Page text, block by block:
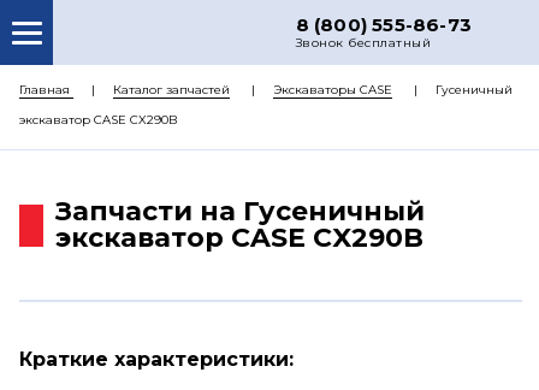
8 (800) 555-86-73
Звонок бесплатный
О НАС
КАТАЛОГ ЗАПЧАСТЕЙ
ДОСТАВКА
Главная Каталог запчастей Экскаваторы CASE
Гусеничный
экскаватор CASE CX290B
Запчасти на Гусеничный
экскаватор CASE CX290B
Краткие характеристики: